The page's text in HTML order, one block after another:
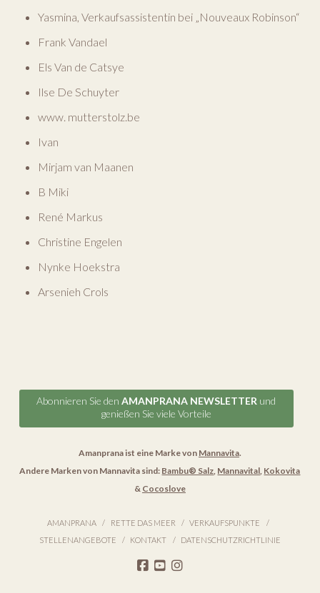
Yasmina, Verkaufsassistentin bei „Nouveaux Robinson“
Frank Vandael
Els Van de Catsye
Ilse De Schuyter
www. mutterstolz.be
Ivan
Mirjam van Maanen
B Miki
René Markus
Christine Engelen
Nynke Hoekstra
Arsenieh Crols
Abonnieren Sie denAMANPRANA NEWSLETTER und
genießen Sie viele Vorteile
Amanprana ist eine Marke von Mannavita.
Andere Marken von Mannavita sind: Bambu® Salz, Mannavital, Kokovita
& Cocoslove
AMANPRANA RETTE DAS MEER
VERKAUFSPUNKTE
STELLENANGEBOTE
KONTAKT DATENSCHUTZRICHTLINIE